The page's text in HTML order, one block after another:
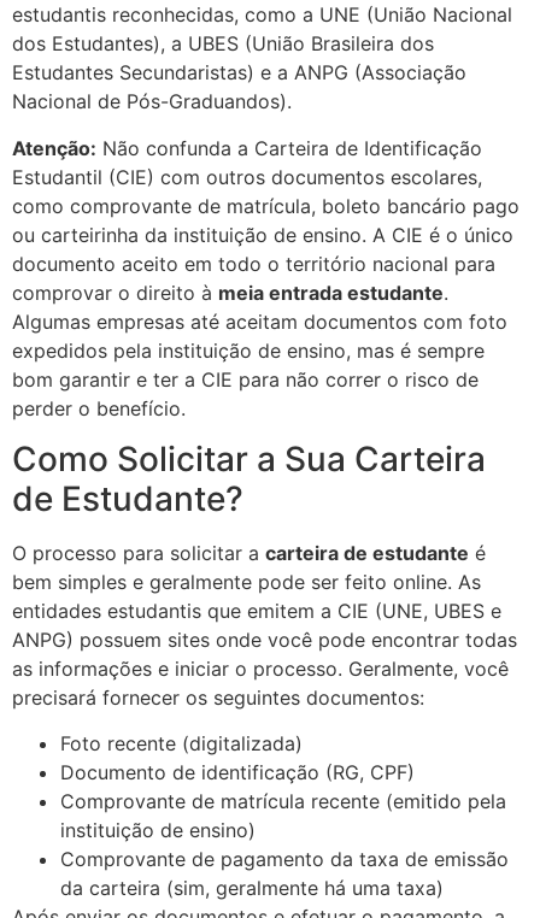
estudantis reconhecidas, como a UNE (União Nacional
dos Estudantes), a UBES (União Brasileira dos
Estudantes Secundaristas) e a ANPG (Associação
Nacional de Pós-Graduandos).
Atenção: Não confunda a Carteira de Identificação
Estudantil (CIE) com outros documentos escolares,
como comprovante de matrícula, boleto bancário pago
ou carteirinha da instituição de ensino. A CIE é o único
documento aceito em todo o território nacional para
comprovar o direito à meia entrada estudante.
Algumas empresas até aceitam documentos com foto
expedidos pela instituição de ensino, mas é sempre
bom garantir e ter a CIE para não correr o risco de
perder o benefício.
Como Solicitar a Sua Carteira
de Estudante?
O processo para solicitar a carteira de estudante é
bem simples e geralmente pode ser feito online. As
entidades estudantis que emitem a CIE (UNE, UBES e
ANPG) possuem sites onde você pode encontrar todas
as informações e iniciar o processo. Geralmente, você
precisará fornecer os seguintes documentos:
Foto recente (digitalizada)
Documento de identificação (RG, CPF)
Comprovante de matrícula recente (emitido pela
instituição de ensino)
Comprovante de pagamento da taxa de emissão
da carteira (sim, geralmente há uma taxa)